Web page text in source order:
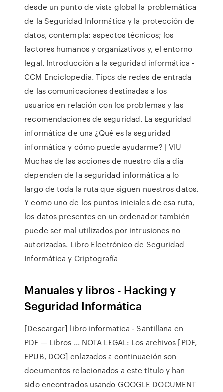
desde un punto de vista global la problemática
de la Seguridad Informática y la protección de
datos, contempla: aspectos técnicos; los
factores humanos y organizativos y, el entorno
legal. Introducción a la seguridad informática -
CCM Enciclopedia. Tipos de redes de entrada
de las comunicaciones destinadas a los
usuarios en relación con los problemas y las
recomendaciones de seguridad. La seguridad
informática de una ¿Qué es la seguridad
informática y cómo puede ayudarme? | VIU
Muchas de las acciones de nuestro día a día
dependen de la seguridad informática a lo
largo de toda la ruta que siguen nuestros datos.
Y como uno de los puntos iniciales de esa ruta,
los datos presentes en un ordenador también
puede ser mal utilizados por intrusiones no
autorizadas. Libro Electrónico de Seguridad
Informática y Criptografía
Manuales y libros - Hacking y
Seguridad Informática
[Descargar] libro informatica - Santillana en
PDF — Libros ... NOTA LEGAL: Los archivos [PDF,
EPUB, DOC] enlazados a continuación son
documentos relacionados a este título y han
sido encontrados usando GOOGLE DOCUMENT